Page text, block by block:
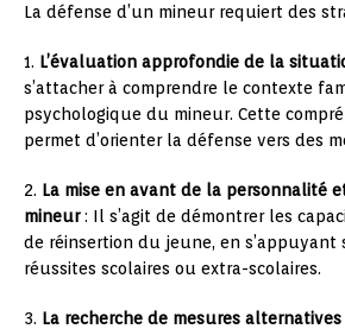
La défense d’un mineur requiert des
1. L’évaluation approfondie de la
s’attacher à comprendre le contexte
psychologique du mineur. Cette
permet d’orienter la défense vers des
2. La mise en avant de la personnalité
mineur: Il s’agit de démontrer les
de réinsertion du jeune, en s’appuyant
réussites scolaires ou extra-scolaires.
3. La recherche de mesures alternatives